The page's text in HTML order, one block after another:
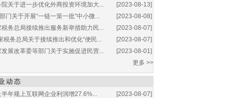
[2023-08-13]
院关于进一步优化外商投资环境加大...
[2023-08-08]
门关于开展“一链一策一批”中小微...
[2023-08-07]
税务总局接续推出服务新举措助力民...
[2023-08-07]
税务总局关于接续推出和优化“便民...
[2023-08-01]
发展改革委等部门关于实施促进民营...
更多 >>
[2023-08-07]
半年规上互联网企业利润增27.6%...